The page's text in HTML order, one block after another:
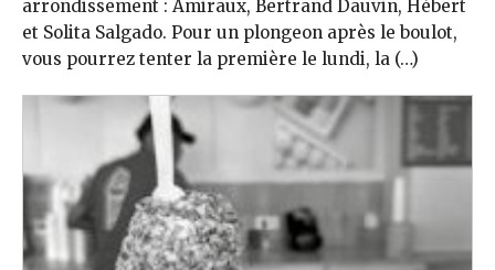
arrondissement : Amiraux, Bertrand Dauvin, Hébert
et Solita Salgado. Pour un plongeon après le boulot,
vous pourrez tenter la première le lundi, la (…)